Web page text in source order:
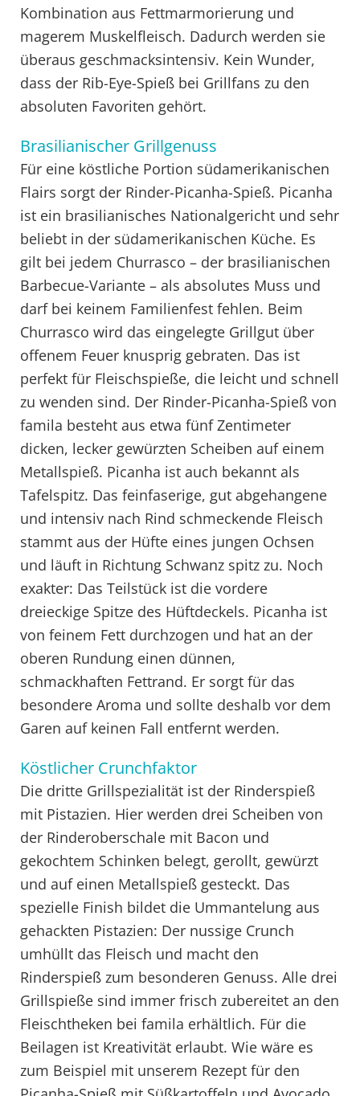
Kombination aus Fettmarmorierung und
magerem Muskelfleisch. Dadurch werden sie
überaus geschmacksintensiv. Kein Wunder,
dass der Rib-Eye-Spieß bei Grillfans zu den
absoluten Favoriten gehört.
Brasilianischer Grillgenuss
Für eine köstliche Portion südamerikanischen
Flairs sorgt der Rinder-Picanha-Spieß. Picanha
ist ein brasilianisches Nationalgericht und sehr
beliebt in der südamerikanischen Küche. Es
gilt bei jedem Churrasco – der brasilianischen
Barbecue-Variante – als absolutes Muss und
darf bei keinem Familienfest fehlen. Beim
Churrasco wird das eingelegte Grillgut über
offenem Feuer knusprig gebraten. Das ist
perfekt für Fleischspieße, die leicht und schnell
zu wenden sind. Der Rinder-Picanha-Spieß von
famila besteht aus etwa fünf Zentimeter
dicken, lecker gewürzten Scheiben auf einem
Metallspieß. Picanha ist auch bekannt als
Tafelspitz. Das feinfaserige, gut abgehangene
und intensiv nach Rind schmeckende Fleisch
stammt aus der Hüfte eines jungen Ochsen
und läuft in Richtung Schwanz spitz zu. Noch
exakter: Das Teilstück ist die vordere
dreieckige Spitze des Hüftdeckels. Picanha ist
von feinem Fett durchzogen und hat an der
oberen Rundung einen dünnen,
schmackhaften Fettrand. Er sorgt für das
besondere Aroma und sollte deshalb vor dem
Garen auf keinen Fall entfernt werden.
Köstlicher Crunchfaktor
Die dritte Grillspezialität ist der Rinderspieß
mit Pistazien. Hier werden drei Scheiben von
der Rinderoberschale mit Bacon und
gekochtem Schinken belegt, gerollt, gewürzt
und auf einen Metallspieß gesteckt. Das
spezielle Finish bildet die Ummantelung aus
gehackten Pistazien: Der nussige Crunch
umhüllt das Fleisch und macht den
Rinderspieß zum besonderen Genuss. Alle drei
Grillspieße sind immer frisch zubereitet an den
Fleischtheken bei famila erhältlich. Für die
Beilagen ist Kreativität erlaubt. Wie wäre es
zum Beispiel mit unserem Rezept für den